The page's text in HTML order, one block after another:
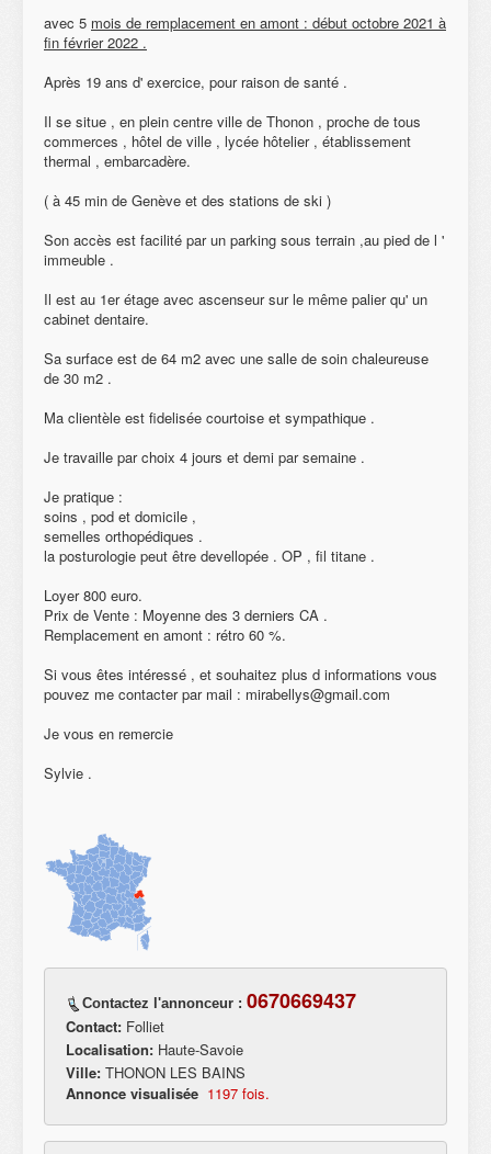
avec 5 mois de remplacement en amont : début octobre 2021 à
fin février 2022 .
Après 19 ans d' exercice, pour raison de santé .
Il se situe , en plein centre ville de Thonon , proche de tous
commerces , hôtel de ville , lycée hôtelier , établissement
thermal , embarcadère.
( à 45 min de Genève et des stations de ski )
Son accès est facilité par un parking sous terrain ,au pied de l '
immeuble .
Il est au 1er étage avec ascenseur sur le même palier qu' un
cabinet dentaire.
Sa surface est de 64 m2 avec une salle de soin chaleureuse
de 30 m2 .
Ma clientèle est fidelisée courtoise et sympathique .
Je travaille par choix 4 jours et demi par semaine .
Je pratique :
soins , pod et domicile ,
semelles orthopédiques .
la posturologie peut être devellopée . OP , fil titane .
Loyer 800 euro.
Prix de Vente : Moyenne des 3 derniers CA .
Remplacement en amont : rétro 60 %.
Si vous êtes intéressé , et souhaitez plus d informations vous
pouvez me contacter par mail : mirabellys@gmail.com
Je vous en remercie
Sylvie .
Contactez l'annonceur : 0670669437
Contact: Folliet
Localisation: Haute-Savoie
Ville: THONON LES BAINS
Annonce visualisée 1197 fois.